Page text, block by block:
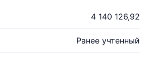
4 140 126,92
Ранее учтенный